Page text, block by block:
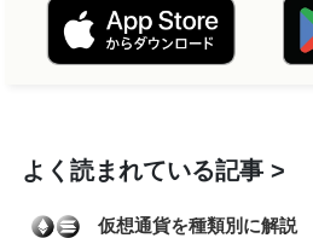
よく読まれている記事
仮想通貨を種類別に解説